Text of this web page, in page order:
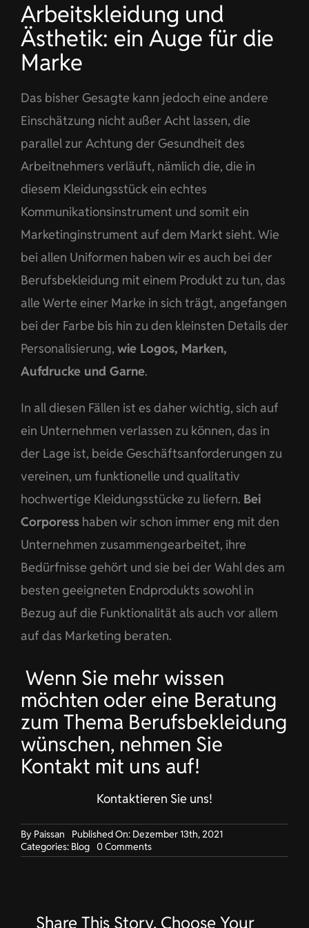
Arbeitskleidung und
Ästhetik: ein Auge für die
Marke
Das bisher Gesagte kann jedoch eine andere
Einschätzung nicht außer Acht lassen, die
parallel zur Achtung der Gesundheit des
Arbeitnehmers verläuft, nämlich die, die in
diesem Kleidungsstück ein echtes
Kommunikationsinstrument und somit ein
Marketinginstrument auf dem Markt sieht. Wie
bei allen Uniformen haben wir es auch bei der
Berufsbekleidung mit einem Produkt zu tun, das
alle Werte einer Marke in sich trägt, angefangen
bei der Farbe bis hin zu den kleinsten Details der
Personalisierung, wie Logos, Marken,
Aufdrucke und Garne.
In all diesen Fällen ist es daher wichtig, sich auf
ein Unternehmen verlassen zu können, das in
der Lage ist, beide Geschäftsanforderungen zu
vereinen, um funktionelle und qualitativ
hochwertige Kleidungsstücke zu liefern. Bei
Corporesshaben wir schon immer eng mit den
Unternehmen zusammengearbeitet, ihre
Bedürfnisse gehört und sie bei der Wahl des am
besten geeigneten Endprodukts sowohl in
Bezug auf die Funktionalität als auch vor allem
auf das Marketing beraten.
Wenn Sie mehr wissen
möchten oder eine Beratung
zum Thema Berufsbekleidung
wünschen, nehmen Sie
Kontakt mit uns auf!
Kontaktieren Sie uns!
By Paissan
Published On: Dezember 13th, 2021
Categories: Blog 0 Commentson
Funktionalität
Arbeitskleidung
Share This Story, Choose Your